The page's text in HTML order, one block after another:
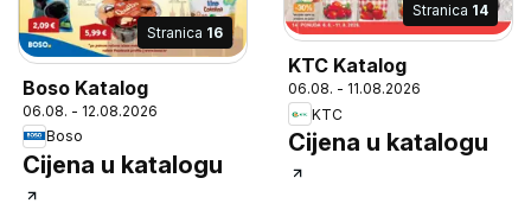
Stranica 16
Boso Katalog
06.08. - 12.08.2026
Boso
Cijena u katalogu
Stranica 14
KTC Katalog
06.08. - 11.08.2026
KTC
Cijena u katalogu